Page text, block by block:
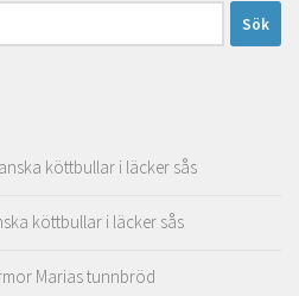
köttbullar i läcker sås
köttbullar i läcker sås
Marias tunnbröd